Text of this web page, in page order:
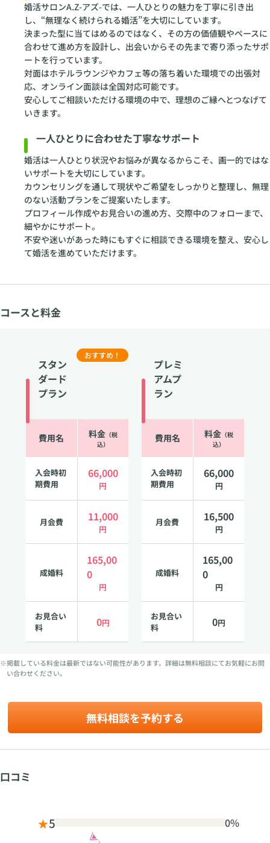
婚活サロンA.Z-アズ-では、一人ひとりの魅力を丁寧に引き出
し、“無理なく続けられる婚活”を大切にしています。
決まった型に当てはめるのではなく、その方の価値観やペースに
合わせて進め方を設計し、出会いからその先まで寄り添ったサポ
ートを行っています。
対面はホテルラウンジやカフェ等の落ち着いた環境での出張対
応、オンライン面談は全国対応可能です。
安心してご相談いただける環境の中で、理想のご縁へとつなげて
いきます。
一人ひとりに合わせた丁寧なサポート
婚活は一人ひとり状況やお悩みが異なるからこそ、画一的ではな
いサポートを大切にしています。
カウンセリングを通して現状やご希望をしっかりと整理し、無理
のない活動プランをご提案いたします。
プロフィール作成やお見合いの進め方、交際中のフォローまで、
細やかにサポート。
不安や迷いがあった時にもすぐに相談できる環境を整え、安心し
て婚活を進めていただけます。
コースと料金
スタン
ダード
プラン
おすすめ！
費用名 料金（税
込）
入会時初
期費用
66,000
円
月会費 11,000
円
成婚料
165,00
0
円
お見合い
料
0円
プレミ
アムプ
ラン
費用名 料金 （税
込）
入会時初
期費用
66,000
円
月会費 16,500
円
成婚料
165,00
0
円
お見合い
料
0円
※掲載している料金は最新ではない可能性があります。詳細は無料相談にてお気軽にお問
い合わせください。
無料相談を予約する
口コミ
★5 0%